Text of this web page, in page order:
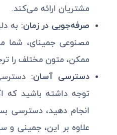
مشتریان ارائه می‌کند.
صرفه‌جویی در زمان: به
مصنوعی جمینای، شما
ممکن، متون مختلف را
دسترسی آسان:
انجام دهید، دسترسی
علاوه بر این، جمینی